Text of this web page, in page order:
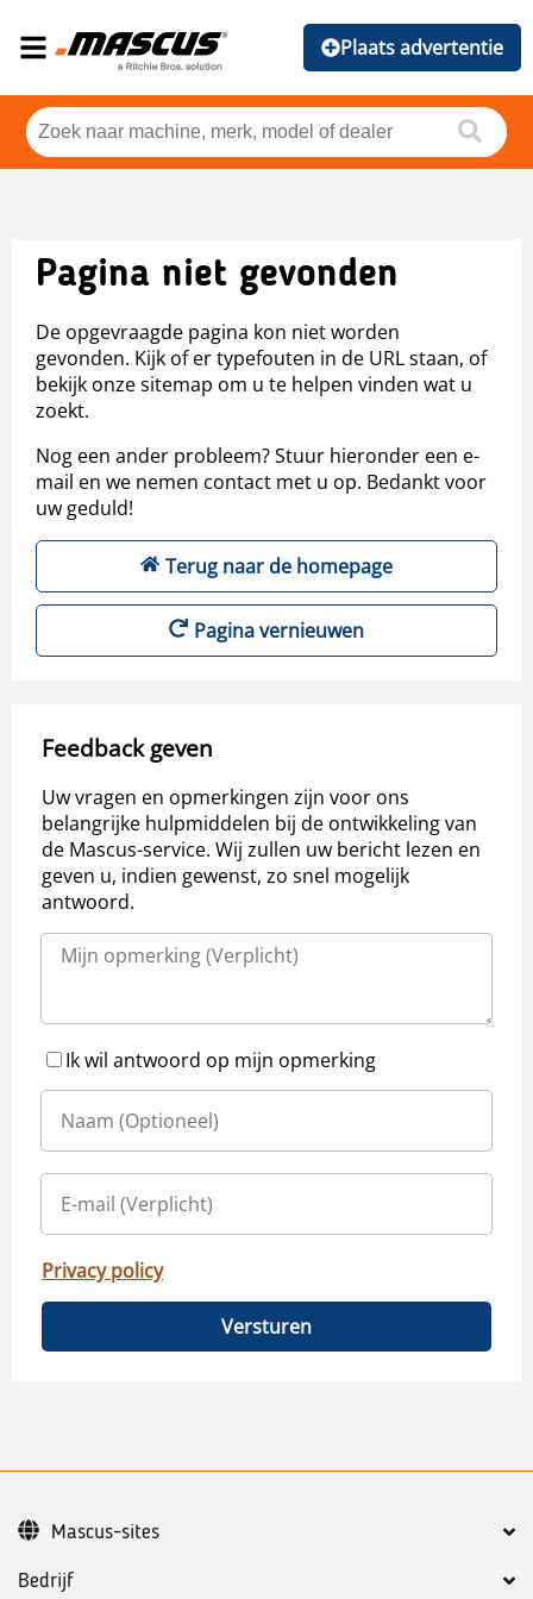
Plaats advertentie
Pagina niet gevonden
De opgevraagde pagina kon niet worden
gevonden. Kijk of er typefouten in de URL staan, of
bekijk onze sitemap om u te helpen vinden wat u
zoekt.
Nog een ander probleem? Stuur hieronder een e-
mail en we nemen contact met u op. Bedankt voor
uw geduld!
Terug naar de homepage
Pagina vernieuwen
Feedback geven
Uw vragen en opmerkingen zijn voor ons
belangrijke hulpmiddelen bij de ontwikkeling van
de Mascus-service. Wij zullen uw bericht lezen en
geven u, indien gewenst, zo snel mogelijk
antwoord.
Ik wil antwoord op mijn opmerking
Privacy policy
Versturen
Bedrijf
Mascus-sites